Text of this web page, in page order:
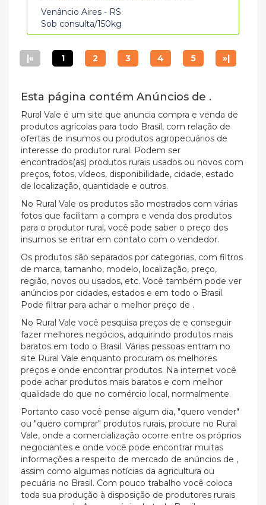
Venâncio Aires - RS
Sob consulta/150kg
|« 1 2 3 4 5 »|
Esta página contém Anúncios de .
Rural Vale é um site que anuncia compra e venda de
produtos agrícolas para todo Brasil, com relação de
ofertas de insumos ou produtos agropecuários de
interesse do produtor rural. Podem ser
encontrados(as) produtos rurais usados ou novos com
preços, fotos, vídeos, disponibilidade, cidade, estado
de localização, quantidade e outros.
No Rural Vale os produtos são mostrados com várias
fotos que facilitam a compra e venda dos produtos
para o produtor rural, você pode saber o preço dos
insumos se entrar em contato com o vendedor.
Os produtos são separados por categorias, com filtros
de marca, tamanho, modelo, localização, preço,
região, novos ou usados, etc. Você também pode ver
anúncios por cidades, estados e em todo o Brasil.
Pode filtrar para achar o melhor preço de .
No Rural Vale você pesquisa preços de e conseguir
fazer melhores negócios, adquirindo produtos mais
baratos em todo o Brasil. Várias pessoas entram no
site Rural Vale enquanto procuram os melhores
preços e onde encontrar produtos. Na internet você
pode achar produtos mais baratos e com melhor
qualidade do que no comércio local, normalmente.
Portanto caso você pense algum dia, "quero vender"
ou "quero comprar" produtos rurais, procure no Rural
Vale, onde a comercialização ocorre entre os próprios
negociantes e onde você pode encontrar muitas
informações a respeito de mercado de anúncios de ,
assim como algumas notícias da agricultura ou
pecuária no Brasil. Com pouco trabalho você coloca
toda sua produção à disposição de produtores rurais